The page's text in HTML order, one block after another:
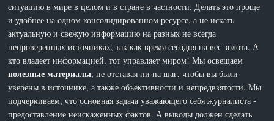
ситуацию в мире в целом и в стране в частности. Делать это проще
и удобнее на одном консолидированном ресурсе, а не искать
актуальную и свежую информацию на разных не всегда
непроверенных источниках, так как время сегодня на вес золота. А
кто владеет информацией, тот управляет миром! Мы освещаем
полезные материалы, не отставая ни на шаг, чтобы вы были
уверены в источнике, а также объективности и непредвзятости. Мы
подчеркиваем, что основная задача уважающего себя журналиста -
предоставление неискаженных фактов. А выводы должен сделать